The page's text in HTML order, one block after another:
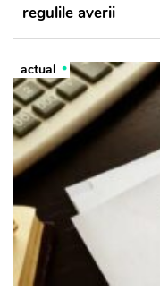
regulile averii
actual